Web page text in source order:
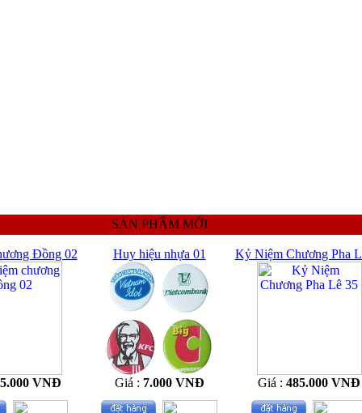
SẢN PHẨM MỚI
Đồng 02
VNĐ
Huy hiệu nhựa 01
Giá : 7.000 VNĐ
Kỷ Niệm Chương Pha
Giá : 485.000 VNĐ